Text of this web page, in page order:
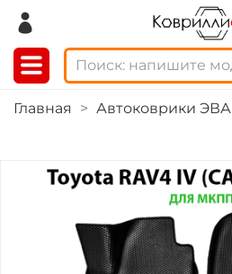
Главная Автоковрики ЭВА